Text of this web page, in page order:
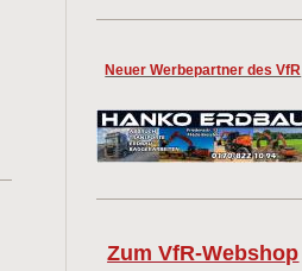
Neuer Werbepartner des VfR
Zum VfR-Webshop